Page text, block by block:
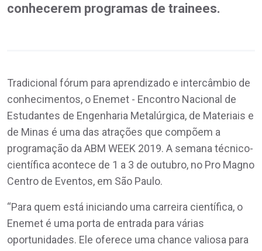
conhecerem programas de trainees.
Tradicional fórum para aprendizado e intercâmbio de
conhecimentos, o Enemet - Encontro Nacional de
Estudantes de Engenharia Metalúrgica, de Materiais e
de Minas é uma das atrações que compõem a
programação da ABM WEEK 2019. A semana técnico-
científica acontece de 1 a 3 de outubro, no Pro Magno
Centro de Eventos, em São Paulo.
“Para quem está iniciando uma carreira científica, o
Enemet é uma porta de entrada para várias
oportunidades. Ele oferece uma chance valiosa para